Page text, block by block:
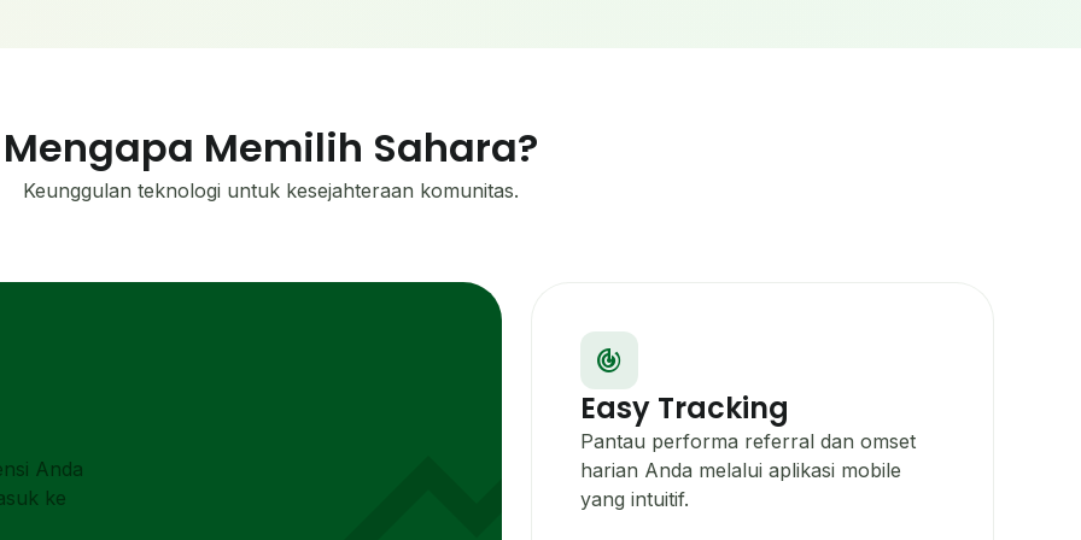
Mengapa Memilih Sahara?
Keunggulan teknologi untuk kesejahteraan komunitas.
Anda
ke
track_changes
Easy Tracking
Pantau performa referral dan omset
harian Anda melalui aplikasi mobile
yang intuitif.